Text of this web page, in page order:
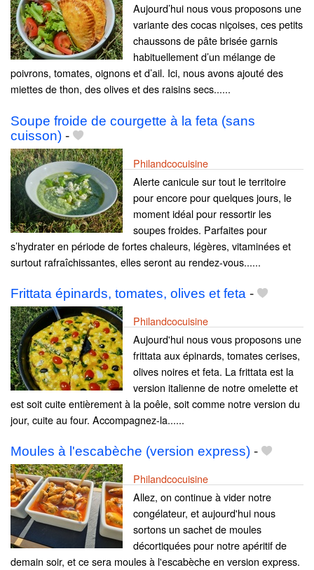
Aujourd’hui nous vous proposons une
variante des cocas niçoises, ces petits
chaussons de pâte brisée garnis
habituellement d’un mélange de
poivrons, tomates, oignons et d’ail. Ici, nous avons ajouté des
miettes de thon, des olives et des raisins secs......
Soupe froide de courgette à la feta (sans
cuisson) -
Philandcocuisine
Alerte canicule sur tout le territoire
pour encore pour quelques jours, le
moment idéal pour ressortir les
soupes froides. Parfaites pour
s’hydrater en période de fortes chaleurs, légères, vitaminées et
surtout rafraîchissantes, elles seront au rendez-vous......
Frittata épinards, tomates, olives et feta -
Philandcocuisine
Aujourd'hui nous vous proposons une
frittata aux épinards, tomates cerises,
olives noires et feta. La frittata est la
version italienne de notre omelette et
est soit cuite entièrement à la poêle, soit comme notre version du
jour, cuite au four. Accompagnez-la......
Moules à l'escabèche (version express) -
Philandcocuisine
Allez, on continue à vider notre
congélateur, et aujourd'hui nous
sortons un sachet de moules
décortiquées pour notre apéritif de
demain soir, et ce sera moules à l'escabèche en version express.